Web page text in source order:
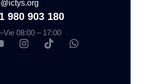
980 903 180
08:00 – 17:00